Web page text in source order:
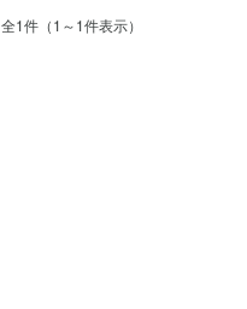
全1件（1～1件表示）